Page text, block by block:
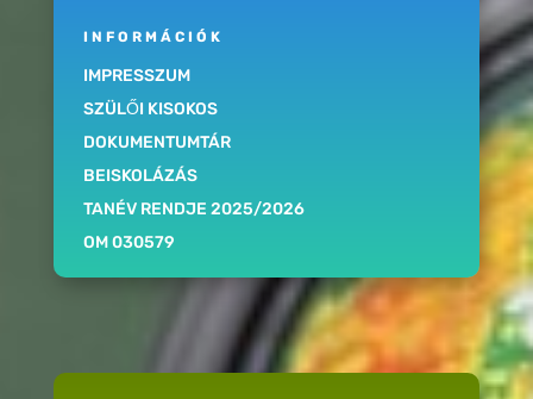
INFORMÁCIÓK
IMPRESSZUM
SZÜLŐI KISOKOS
DOKUMENTUMTÁR
BEISKOLÁZÁS
TANÉV RENDJE 2025/2026
OM 030579